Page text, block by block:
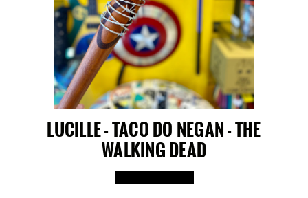
LUCILLE - TACO DO NEGAN - THE
WALKING DEAD